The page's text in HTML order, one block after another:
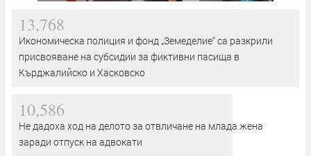
13,768
Икономическа полиция и фонд „Земеделие“ са разкрили
присвояване на субсидии за фиктивни пасища в
Кърджалийско и Хасковско
10,586
Не дадоха ход на делото за отвличане на млада жена
заради отпуск на адвокати